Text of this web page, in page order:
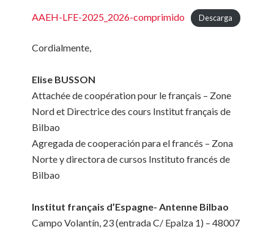
AAEH-LFE-2025_2026-comprimido Descarga
Cordialmente,
Elise BUSSON
Attachée de coopération pour le français – Zone
Nord et Directrice des cours Institut français de
Bilbao
Agregada de cooperación para el francés – Zona
Norte y directora de cursos Instituto francés de
Bilbao
Institut français d’Espagne- Antenne Bilbao
Campo Volantín, 23 (entrada C/ Epalza 1) – 48007